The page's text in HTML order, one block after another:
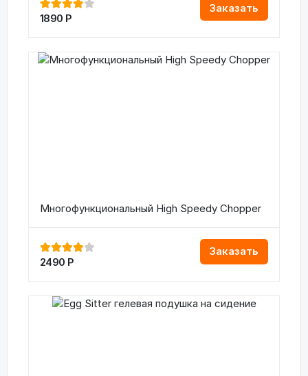
Заказать
1890 Р
Многофункциональный High Speedy Chopper
Заказать
2490 Р